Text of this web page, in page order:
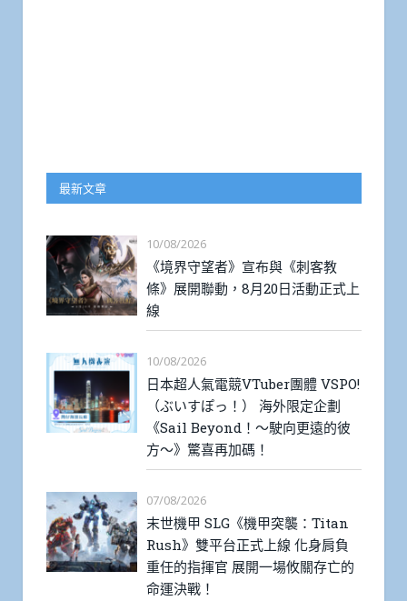
最新文章
10/08/2026
《境界守望者》宣布與《刺客教
條》展開聯動，8月20日活動正式上
線
10/08/2026
日本超人氣電競VTuber團體 VSPO!
（ぶいすぽっ！） 海外限定企劃
《Sail Beyond！～駛向更遠的彼
方～》驚喜再加碼！
07/08/2026
末世機甲 SLG《機甲突襲：Titan
Rush》雙平台正式上線 化身肩負
重任的指揮官 展開一場攸關存亡的
命運決戰！